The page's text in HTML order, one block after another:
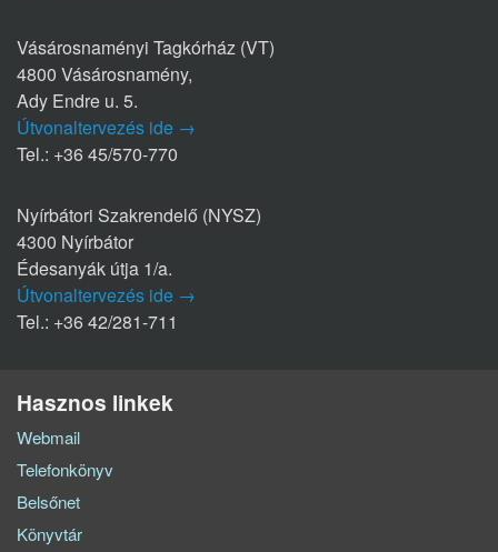
Vásárosnaményi Tagkórház (VT)
4800 Vásárosnamény,
Ady Endre u. 5.
Útvonaltervezés ide →
Tel.: +36 45/570-770
Nyírbátori Szakrendelő (NYSZ)
4300 Nyírbátor
Édesanyák útja 1/a.
Útvonaltervezés ide →
Tel.: +36 42/281-711
Hasznos linkek
Webmail
Telefonkönyv
Belsőnet
Könyvtár